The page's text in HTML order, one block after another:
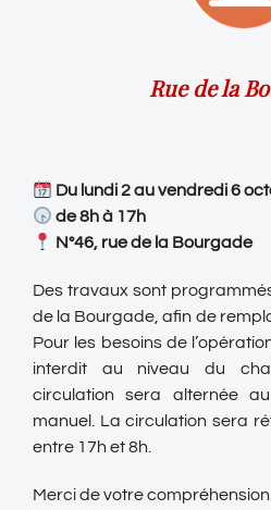
Rue de la
Du lundi 2 au vendredi 6
de 8h à 17h
N°46, rue de la Bourgade
Des travaux sont
de la Bourgade, afin de
Pour les besoins de
interdit au niveau du
circulation sera alternée
manuel. La circulation sera
entre 17h et 8h.
Merci de votre compréhension .